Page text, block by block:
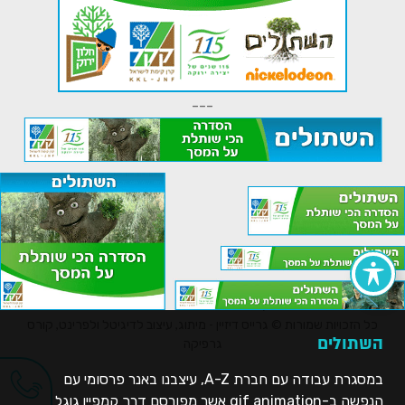
---
השתולים
במסגרת עבודה עם חברת A-Z, עיצבנו באנר פרסומי עם
הנפשה ב-gif animation אשר מפורסם דרך קמפיין גוגל
הצהרת נגישות אתרים מומלצים מפת אתר
צור קשר
קישורים של גרייס דיזיין